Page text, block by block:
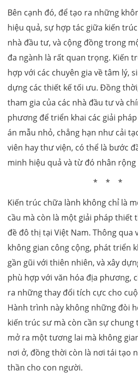
Bên cạnh đó, để tạo ra những
hiệu quả, sự hợp tác giữa kiến
nhà đầu tư, và cộng đồng trong
đa ngành là rất quan trọng. Kiến
hợp với các chuyên gia về tâm lý,
dựng các thiết kế tối ưu. Đồng
tham gia của các nhà đầu tư và
phương để triển khai các giải
án mẫu nhỏ, chẳng hạn như cải
viên hay thư viện, có thể là bước
minh hiệu quả và từ đó nhân rộng
* * *
Kiến trúc chữa lành không chỉ là
cầu mà còn là một giải pháp thiết
đề đô thị tại Việt Nam. Thông qua
không gian công cộng, phát triển
gần gũi với thiên nhiên, và xây
phù hợp với văn hóa địa phương,
ra những thay đổi tích cực cho
Hành trình này không những đòi
kiến trúc sư mà còn cần sự chung
mở ra một tương lai mà không
nơi ở, đồng thời còn là nơi tái tạo
thần cho con người.